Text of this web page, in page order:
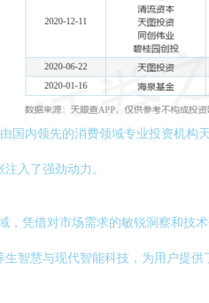
国内领先的消费领域专业投资机
入了强劲动力。
，凭借对市场需求的敏锐洞察和
智慧与现代智能科技，为用户提